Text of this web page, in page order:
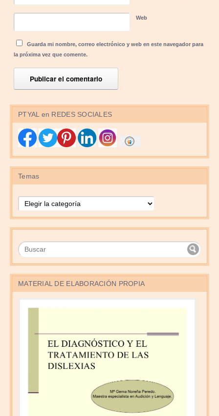
Web
Guarda mi nombre, correo electrónico y web en este navegador para
la próxima vez que comente.
PTYAL en REDES SOCIALES
Temas
MATERIAL DE ELABORACIÓN PROPIA